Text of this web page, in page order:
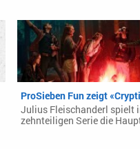
ProSieben Fun zeigt
Julius Fleischanderl spielt
zehnteiligen Serie die